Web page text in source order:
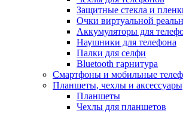
Защитные стекла и
Очки виртуальной
Аккумуляторы для
Наушники для телефона
Палки для селфи
Bluetooth гарнитура
Смартфоны и мобильные
Планшеты, чехлы и аксессуары
Планшеты
Чехлы для планшетов